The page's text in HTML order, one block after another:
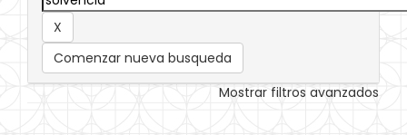
Comenzar nueva busqueda
Mostrar filtros avanzados